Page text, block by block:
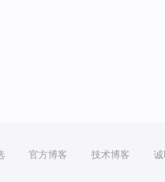
官方博客 技术博客